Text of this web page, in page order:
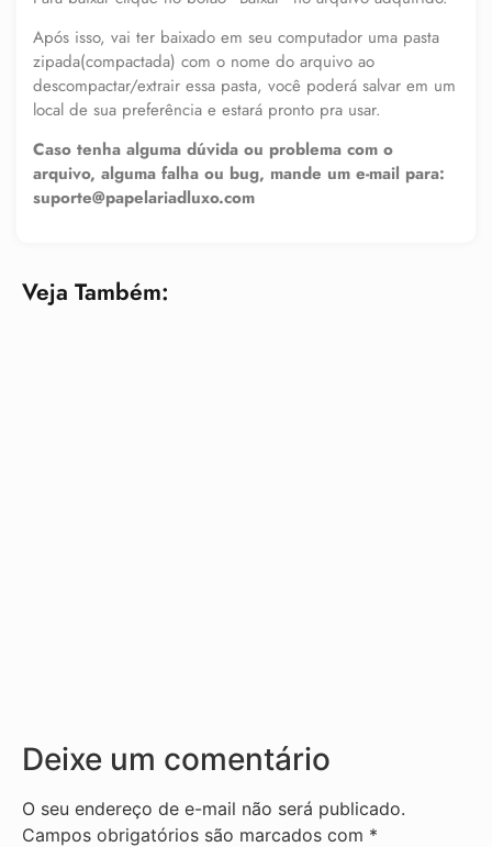
Após isso, vai ter baixado em seu computador uma pasta
zipada(compactada) com o nome do arquivo ao
descompactar/extrair essa pasta, você poderá salvar em um
local de sua preferência e estará pronto pra usar.
Caso tenha alguma dúvida ou problema com o
arquivo, alguma falha ou bug, mande um e-mail para:
suporte@papelariadluxo.com
Veja Também:
Deixe um comentário
O seu endereço de e-mail não será publicado.
Campos obrigatórios são marcados com *